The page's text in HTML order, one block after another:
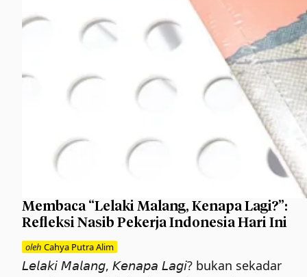
Membaca “Lelaki Malang, Kenapa Lagi?”:
Refleksi Nasib Pekerja Indonesia Hari Ini
oleh Cahya Putra Alim
𝘓𝘦𝘭𝘢𝘬𝘪 𝘔𝘢𝘭𝘢𝘯𝘨, 𝘒𝘦𝘯𝘢𝘱𝘢 𝘓𝘢𝘨𝘪? bukan sekadar